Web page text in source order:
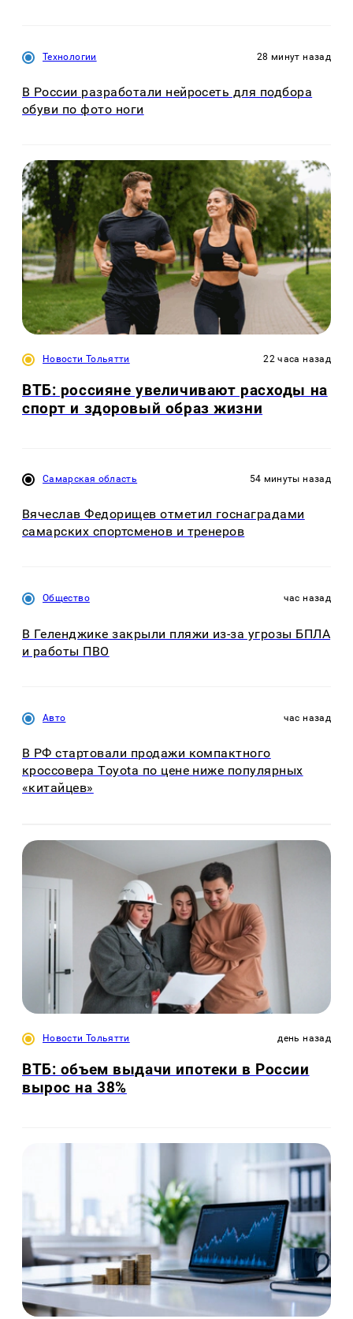
Технологии 28 минут назад
В России разработали нейросеть для подбора
обуви по фото ноги
Новости Тольятти 22 часа назад
ВТБ: россияне увеличивают расходы на
спорт и здоровый образ жизни
Самарская область 54 минуты назад
Вячеслав Федорищев отметил госнаградами
самарских спортсменов и тренеров
Общество час назад
В Геленджике закрыли пляжи из-за угрозы БПЛА
и работы ПВО
Авто час назад
В РФ стартовали продажи компактного
кроссовера Toyota по цене ниже популярных
«китайцев»
Новости Тольятти день назад
ВТБ: объем выдачи ипотеки в России
вырос на 38%